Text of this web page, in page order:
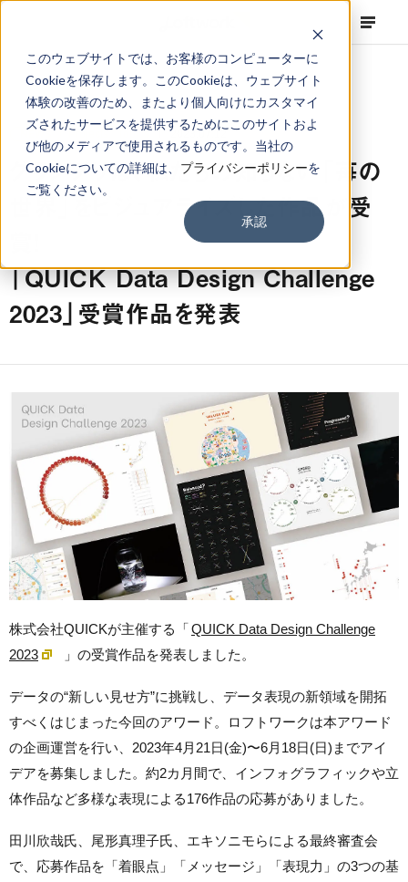
このウェブサイトでは、お客様のコンピューターに
Cookieを保存します。このCookieは、ウェブサイト
体験の改善のため、またより個人向けにカスタマイ
ズされたサービスを提供するためにこのサイトおよ
び他のメディアで使用されるものです。当社の
Cookieについての詳細は、 プライバシーポリシーを
ご覧ください。
承認
NEWS Projects, Topics 2023.07.12
グランプリは、私たちの知らない「苺の
世界」をビジュアライズした作品が受
「QUICK Data Design Challenge
2023」受賞作品を発表
株式会社QUICKが主催する「QUICK Data Design Challenge
2023
」の受賞作品を発表しました。
データの“新しい見せ方”に挑戦し、データ表現の新領域を開拓
すべくはじまった今回のアワード。ロフトワークは本アワード
の企画運営を行い、2023年4月21日(金)〜6月18日(日)までアイ
デアを募集しました。約2カ月間で、インフォグラフィックや立
体作品など多様な表現による176作品の応募がありました。
田川欣哉氏、尾形真理子氏、エキソニモらによる最終審査会
で、応募作品を「着眼点」「メッセージ」「表現力」の3つの基